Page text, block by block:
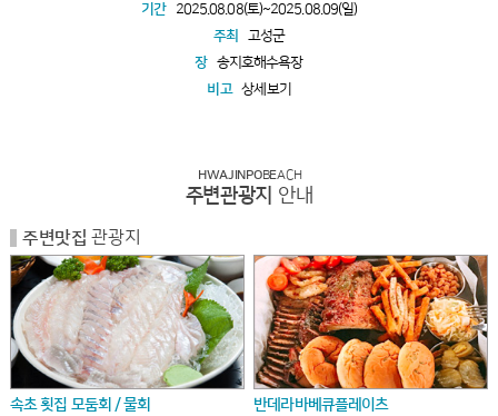
기간
2025.08.08(토)~2025.08.09(일)
주최
고성군
장 송지호해수욕장
비고 상세보기
HWAJINPOBEACH
주변관광지 안내
주변맛집 관광지
속초 횟집 모둠회 / 물회 반데라바베큐플레이츠